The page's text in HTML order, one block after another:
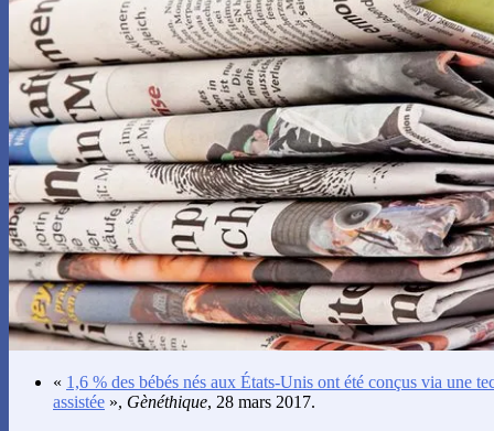
« 1,6 % des bébés nés aux États-Unis ont été conçus via une
assistée », Gènéthique, 28 mars 2017.